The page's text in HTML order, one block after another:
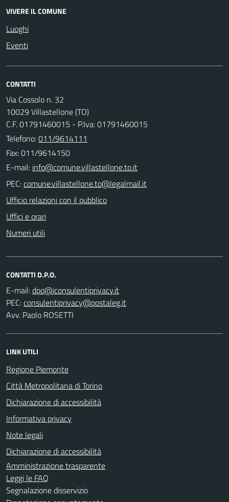
VIVERE IL COMUNE
Luoghi
Eventi
CONTATTI
Via Cossolo n. 32
10029 Villastellone (TO)
C.F. 01791460015 - P.Iva: 01791460015
Telefono:011/9614111
Fax: 011/9614150
E-mail:
PEC:
Ufficio relazioni con il pubblico
Uffici e orari
Numeri utili
CONTATTI D.P.O.
E-mail:
PEC:
Avv. Paolo ROSETTI
LINK UTILI
Regione Piemonte
Città Metropolitana di Torino
Dichiarazione di accessibilità
Informativa privacy
Note legali
Dichiarazione di accessibilità
Amministrazione trasparente
Leggi le FAQ
Segnalazione disservizio